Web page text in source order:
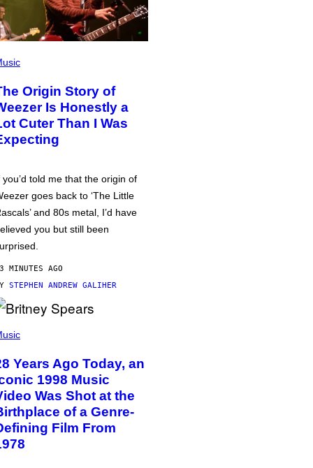
Origin Story of
Is Honestly a
Cuter Than I Was
you’d told me that the origin of
goes back to ‘The Little
and 80s metal, I’d have
you but still been
MINUTES AGO
STEPHEN ANDREW GALIHER
Years Ago Today, an
1998 Music
Was Shot at the
of a Genre-
Film From